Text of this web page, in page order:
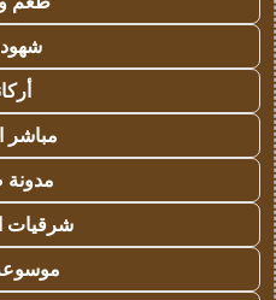
مباشر
شرقيات
موسوعة